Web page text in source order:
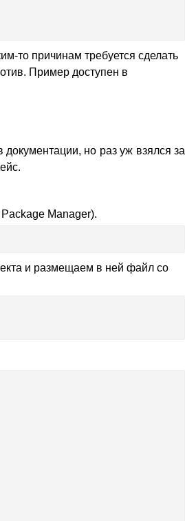
то причинам требуется сделать
Пример доступен в
но раз уж взялся за
Manager).
и размещаем в ней файл со